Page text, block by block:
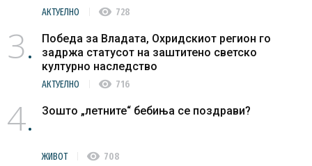
АКТУЕЛНО visibility 728
3
Победа за Владата, Охридскиот регион го
задржа статусот на заштитено светско
културно наследство
АКТУЕЛНО visibility 716
4 Зошто „летните“ бебиња се поздрави?
ЖИВОТ visibility 708